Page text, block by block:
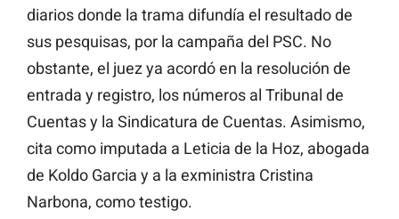
diarios donde la trama difundía el resultado de
sus pesquisas, por la campaña del PSC. No
obstante, el juez ya acordó en la resolución de
entrada y registro, los números al Tribunal de
Cuentas y la Sindicatura de Cuentas. Asimismo,
cita como imputada a Leticia de la Hoz, abogada
de Koldo Garcia y a la exministra Cristina
Narbona, como testigo.